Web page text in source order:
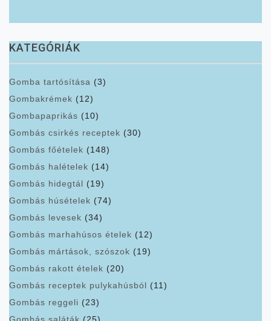
KATEGÓRIÁK
Gomba tartósítása (3)
Gombakrémek (12)
Gombapaprikás (10)
Gombás csirkés receptek (30)
Gombás főételek (148)
Gombás halételek (14)
Gombás hidegtál (19)
Gombás húsételek (74)
Gombás levesek (34)
Gombás marhahúsos ételek (12)
Gombás mártások, szószok (19)
Gombás rakott ételek (20)
Gombás receptek pulykahúsból (11)
Gombás reggeli (23)